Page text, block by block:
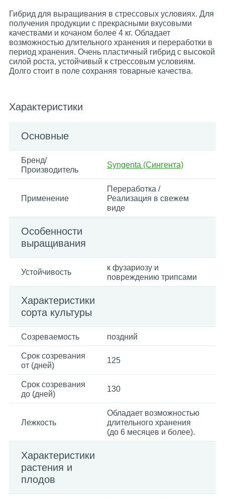
Гибрид для выращивания в стрессовых условиях. Для
получения продукции с прекрасными вкусовыми
качествами и кочаном более 4 кг. Обладает
возможностью длительного хранения и переработки в
период хранения. Очень пластичный гибрид с высокой
силой роста, устойчивый к стрессовым условиям.
Долго стоит в поле сохраняя товарные качества.
Характеристики
Основные
Бренд/
Производитель
Syngenta (Сингента)
Применение
Переработка /
Реализация в свежем
виде
Особенности
выращивания
Устойчивость
к фузариозу и
повреждению трипсами
Характеристики
сорта культуры
Созреваемость поздний
Срок созревания
от (дней)
125
Срок созревания
до (дней)
130
Лежкость
Обладает возможностью
длительного хранения
(до 6 месяцев и более).
Характеристики
растения и
плодов